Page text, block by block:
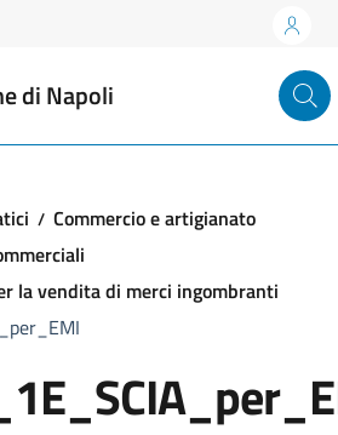
di Napoli
Commercio e artigianato
la vendita di merci ingombranti